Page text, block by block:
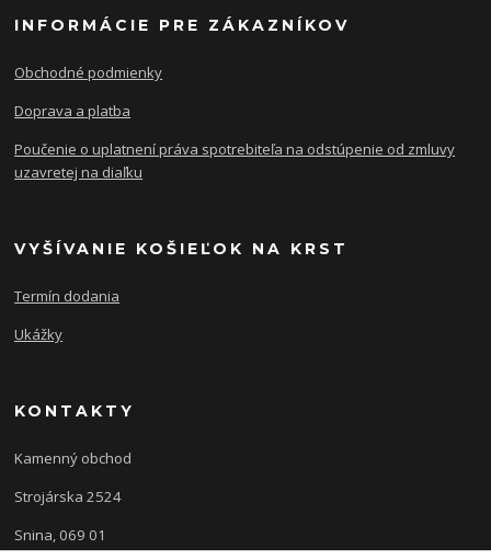
INFORMÁCIE PRE ZÁKAZNÍKOV
Obchodné podmienky
Doprava a platba
Poučenie o uplatnení práva spotrebiteľa na odstúpenie od zmluvy
uzavretej na diaľku
VYŠÍVANIE KOŠIEĽOK NA KRST
Termín dodania
Ukážky
KONTAKTY
Kamenný obchod
Strojárska 2524
Snina, 069 01